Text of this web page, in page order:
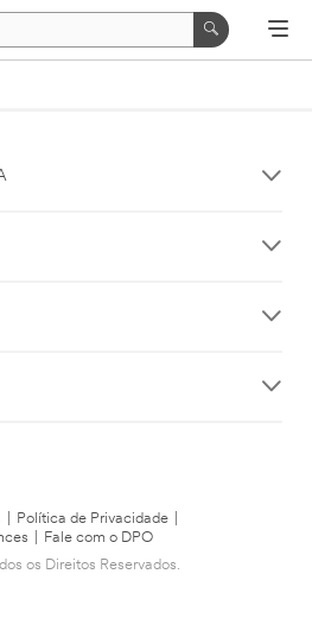
Política de Privacidade
Fale com o DPO
os Direitos Reservados.